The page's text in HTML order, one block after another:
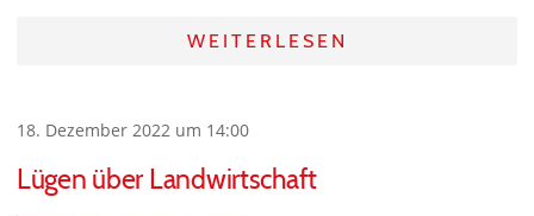
WEITERLESEN
18. Dezember 2022 um 14:00
Lügen über Landwirtschaft